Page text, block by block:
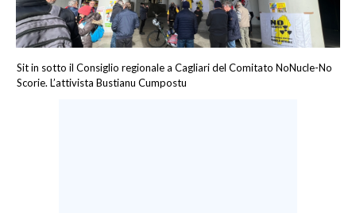
LAVORO
BANDI
SPORT IN SARDEGNA
Sit in sotto il Consiglio regionale a Cagliari del Comitato NoNucle-No
Scorie. L’attivista Bustianu Cumpostu